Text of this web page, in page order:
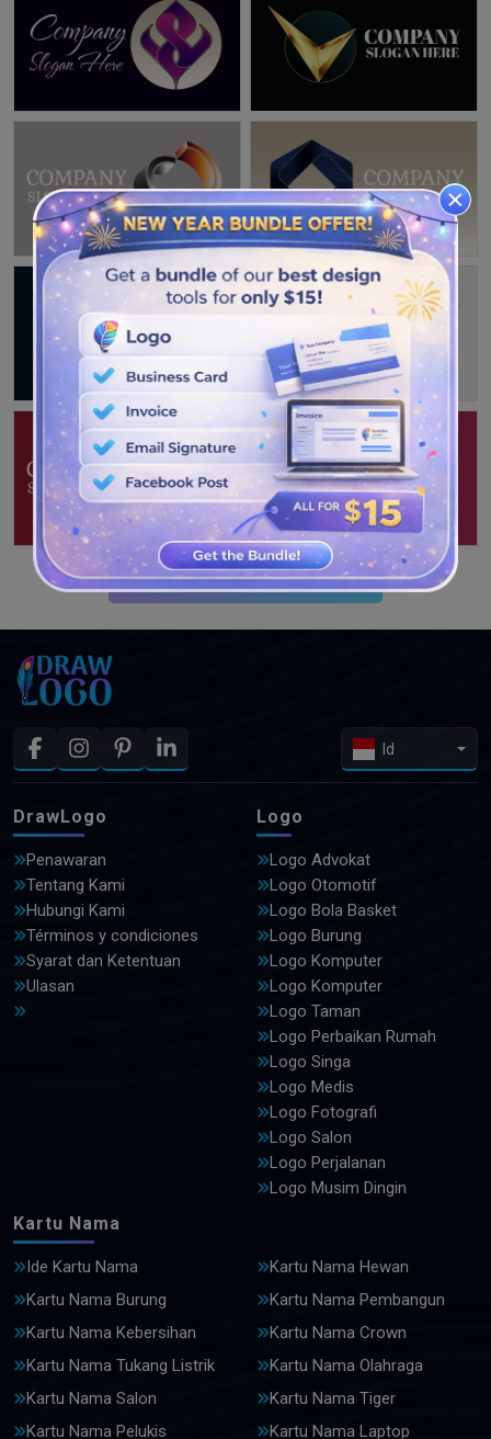
LIHAT DESAIN LEBIH LANJUT
Id
DrawLogo
Penawaran
Tentang Kami
Hubungi Kami
Términos y condiciones
Syarat dan Ketentuan
Ulasan
Logo
Logo Advokat
Logo Otomotif
Logo Bola Basket
Logo Burung
Logo Komputer
Logo Komputer
Logo Taman
Logo Perbaikan Rumah
Logo Singa
Logo Medis
Logo Fotografi
Logo Salon
Logo Perjalanan
Logo Musim Dingin
Kartu Nama
Ide Kartu Nama
Kartu Nama Hewan
Kartu Nama Burung
Kartu Nama Pembangun
Kartu Nama Kebersihan
Kartu Nama Crown
Kartu Nama Tukang Listrik
Kartu Nama Olahraga
Kartu Nama Salon
Kartu Nama Tiger
Kartu Nama Pelukis
Kartu Nama Laptop